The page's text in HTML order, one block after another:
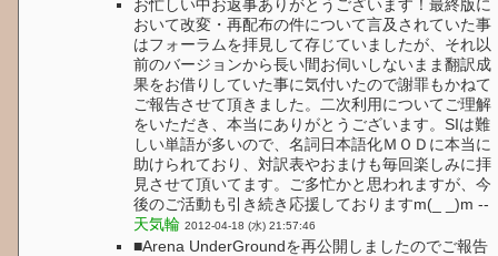
お忙しい中お返事ありがとうございます！最終版に
おいて改変・再配布の件について言及されていた事
はフォーラムを拝見して存じていましたが、それ以
前のバージョンから長い間お伺いしないまま翻訳成
果をお借りしていた事に気付いたので謝罪もかねて
ご報告させて頂きました。二次利用についてご理解
をいただき、本当にありがとうございます。SIは難
しい単語が多いので、名詞日本語化ＭＯＤに本当に
助けられており、対訳表やおまけも毎回楽しみに拝
見させて頂いてます。ご多忙かと思われますが、今
後のご活動も引き続き応援しておりますm(_ _)m --
天気輪 2012-04-18 (水) 21:57:46
■Arena UnderGroundを再公開しましたのでご報告